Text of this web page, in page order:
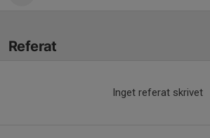
Referat
Inget referat skrivet